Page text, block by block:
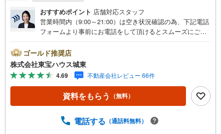
おすすめポイント 店舗対応スタッフ
営業時間内（9:00～21:00）は空き状況確認の為、下記電話
フォームより事前にお電話をして頂けるとスムーズにご案
カレンダーの作成▽ご購入後もお客様の人生のパートナー
として暮らしの「安心」を守り続けます。【Yahoo！ 不動
産キャンペーン対象店舗】当店で物件を成約するとPayPay
ボーナスライトがもらえる「Yahoo！ 不動産 物件ご成約キ
ャンペーン」の対象になります。「資料をもらう」「見学
予約をする」ボタンからお問い合わせください。※必ずYah
スライトは出金と譲渡はできません。ご案内・詳細な資料
ゴールド推奨店
株式会社東宝ハウス城東
4.69 不動産会社レビュー 66件
資料をもらう （無料）
電話する （通話料無料）